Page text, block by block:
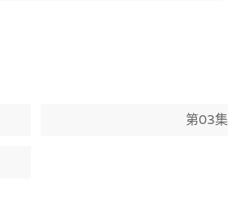
第03集